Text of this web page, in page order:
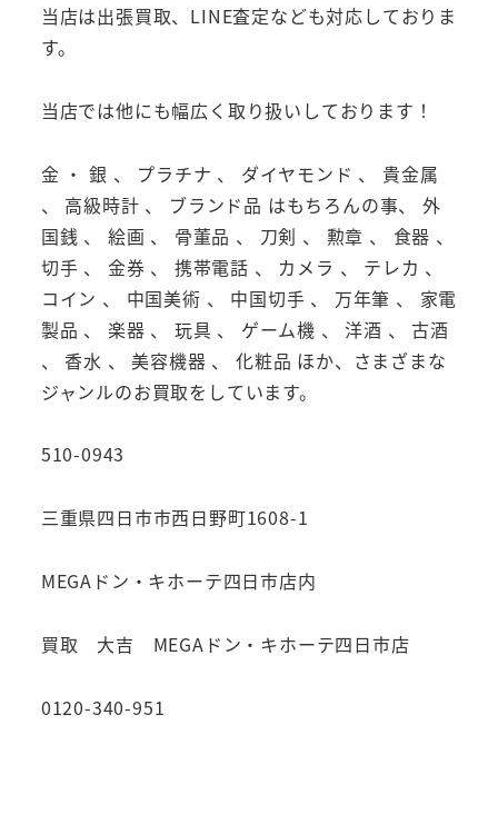
当店は出張買取、LINE査定なども対応しておりま
す。
当店では他にも幅広く取り扱いしております！
金 ・ 銀 、 プラチナ 、 ダイヤモンド 、 貴金属
、 高級時計 、 ブランド品 はもちろんの事、 外
国銭 、 絵画 、 骨董品 、 刀剣 、 勲章 、 食器 、
切手 、 金券 、 携帯電話 、 カメラ 、 テレカ 、
コイン 、 中国美術 、 中国切手 、 万年筆 、 家電
製品 、 楽器 、 玩具 、 ゲーム機 、 洋酒 、 古酒
、 香水 、 美容機器 、 化粧品 ほか、さまざまな
ジャンルのお買取をしています。
510-0943
三重県四日市市西日野町1608-1
MEGAドン・キホーテ四日市店内
買取 大吉 MEGAドン・キホーテ四日市店
0120-340-951